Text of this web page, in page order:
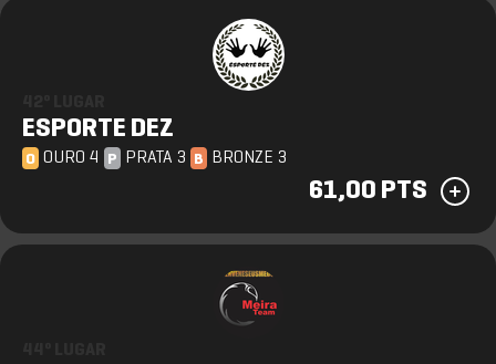
ESPORTE DEZ
O OURO 4 P PRATA 3 B BRONZE 3
61,00 PTS